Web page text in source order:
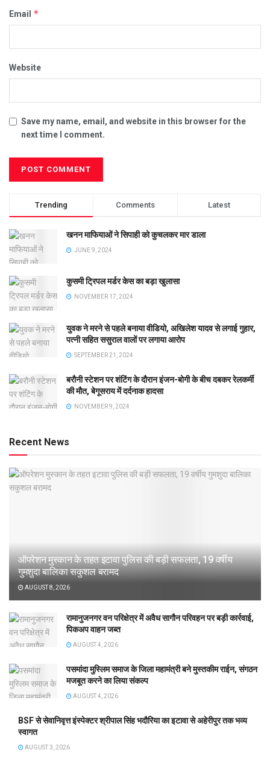
Email *
Website
Save my name, email, and website in this browser for the
next time I comment.
Trending Comments Latest
खनन माफियाओं ने सिपाही को कुचलकर मार डाला
JUNE 9, 2024
कुसमी ट्रिपल मर्डर केस का बड़ा खुलासा
NOVEMBER 17, 2024
युवक ने मरने से पहले बनाया वीडियो, अखिलेश यादव से लगाई गुहार,
पत्नी सहित ससुराल वालों पर लगाया आरोप
SEPTEMBER 21, 2024
बरौनी स्टेशन पर शंटिंग के दौरान इंजन-बोगी के बीच दबकर रेलकर्मी
की मौत, बेगूसराय में दर्दनाक हादसा
NOVEMBER 9, 2024
Recent News
ऑपरेशन मुस्कान के तहत इटावा पुलिस की बड़ी सफलता, 19 वर्षीय
गुमशुदा बालिका सकुशल बरामद
AUGUST 8, 2026
रामानुजनगर वन परिक्षेत्र में अवैध सागौन परिवहन पर बड़ी कार्रवाई,
पिकअप वाहन जब्त
AUGUST 4, 2026
पसमांदा मुस्लिम समाज के जिला महामंत्री बने मुस्तकीम राईन, संगठन
मजबूत करने का लिया संकल्प
AUGUST 4, 2026
BSF से सेवानिवृत्त इंस्पेक्टर श्रीपाल सिंह भदौरिया का इटावा से अहेरीपुर तक भव्य
स्वागत
AUGUST 3, 2026